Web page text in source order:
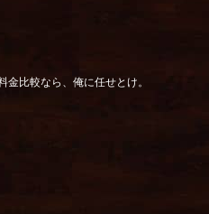
金比較なら、俺に任せとけ。